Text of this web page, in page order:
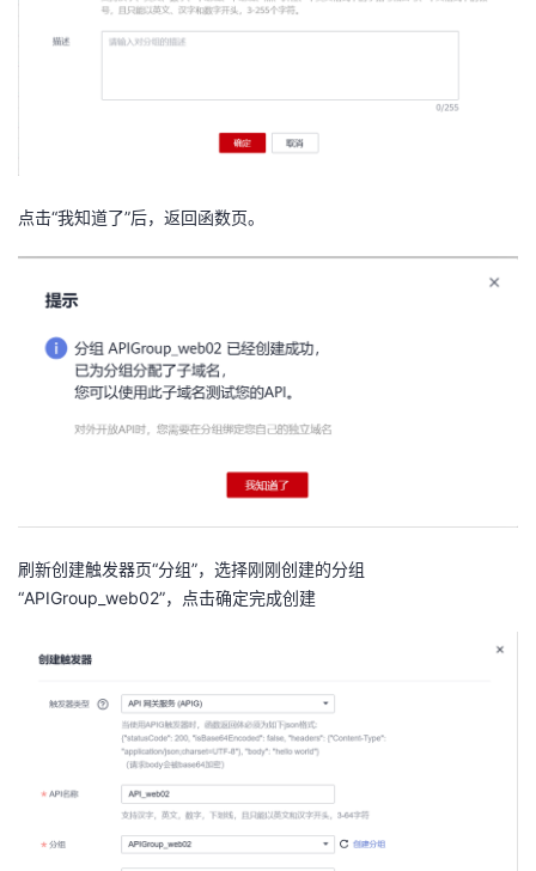
点击“我知道了”后，返回函数页。
刷新创建触发器页“分组”，选择刚刚创建的分组
“APIGroup_web02”，点击确定完成创建